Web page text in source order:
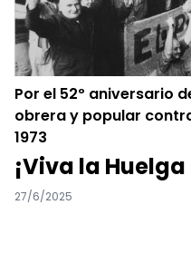
Por el 52º aniversario
obrera y popular
1973
¡Viva la
27/6/2025